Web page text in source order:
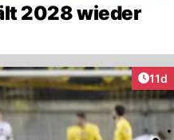
2028 wieder
11d